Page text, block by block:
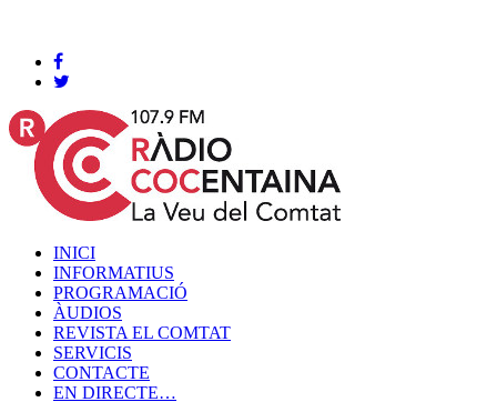
INICI
INFORMATIUS
PROGRAMACIÓ
ÀUDIOS
REVISTA EL COMTAT
SERVICIS
CONTACTE
EN DIRECTE…